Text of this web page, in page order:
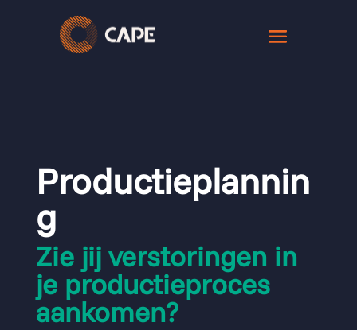
Productieplannin
g
Zie jij verstoringen in
je productieproces
aankomen?